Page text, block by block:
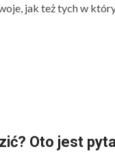
jak też tych w
Oto jest